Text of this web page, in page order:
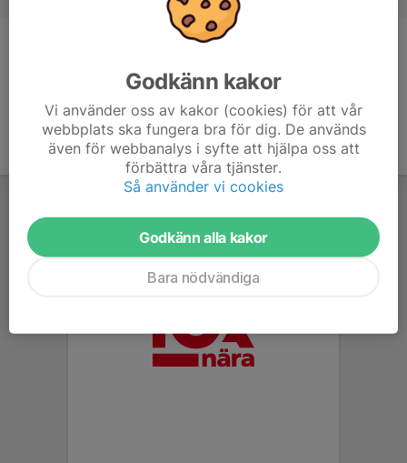
Godkänn kakor
Vi använder oss av kakor (cookies) för att vår
webbplats ska fungera bra för dig. De används
även för webbanalys i syfte att hjälpa oss att
förbättra våra tjänster.
Så använder vi cookies
Godkänn alla kakor
Bara nödvändiga